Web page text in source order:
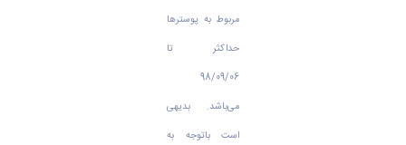
مربوط به پوسترها
حداکثر تا
98/09/06
می‌باشد. بدیهی
است باتوجه به